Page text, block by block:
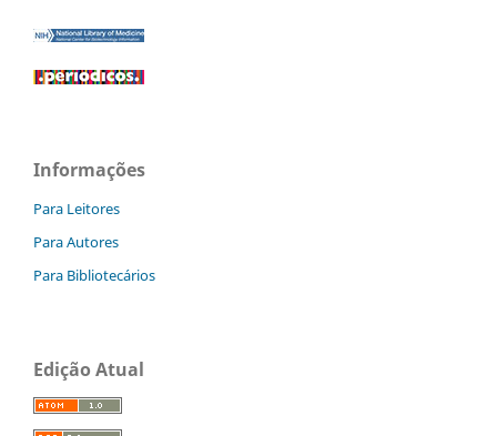
Informações
Para Leitores
Para Autores
Para Bibliotecários
Edição Atual